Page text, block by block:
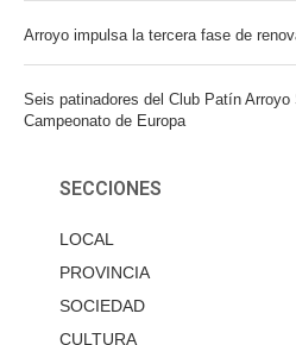
Arroyo impulsa la tercera fase de
Seis patinadores del Club Patín Arroyo
Campeonato de Europa
SECCIONES
LOCAL
PROVINCIA
SOCIEDAD
CULTURA